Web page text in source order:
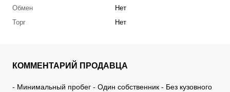
Обмен
Нет
Торг
Нет
КОММЕНТАРИЙ ПРОДАВЦА
- Минимальный пробег - Один собственник - Без кузовного